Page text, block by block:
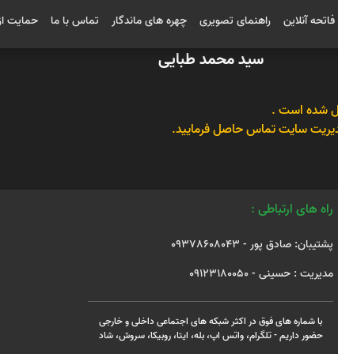
فاتحه آنلاین راهنمای تصویری چهره های ماندگار تماس با ما حمایت
سید محمد طبایی
شده است .
سایت تماس حاصل فرمایید.
راه های ارتباطی :
پشتیبان: صادق پور - 09378608043
مدیریت : حسینی - 09123180050
با شماره های فوق در اکثر شبکه های اجتماعی داخلی و خارجی
حضور داریم - تلگرام، واتس اپ، بله، ایتا، روبیکا، سروش، شاد